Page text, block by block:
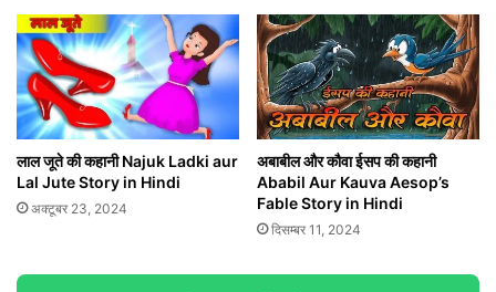
लाल जूते की कहानी Najuk Ladki aur
Lal Jute Story in Hindi
अक्टूबर 23, 2024
अबाबील और कौवा ईसप की कहानी
Ababil Aur Kauva Aesop’s
Fable Story in Hindi
दिसम्बर 11, 2024